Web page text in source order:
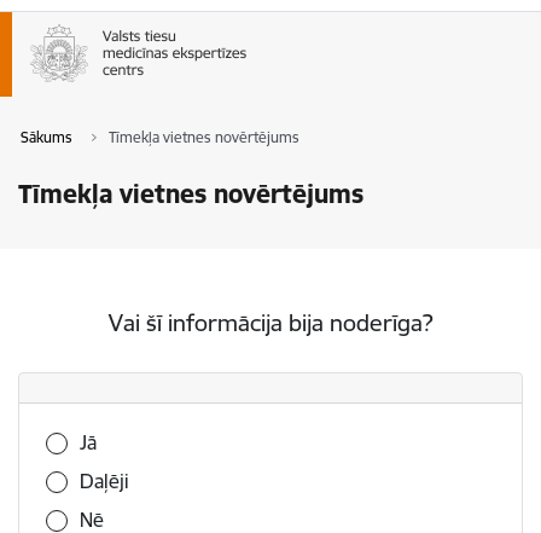
Sākums Tīmekļa vietnes novērtējums
Tīmekļa vietnes novērtējums
Vai šī informācija bija noderīga?
Vai šī informācija bija noderīga?
Jā
Daļēji
Nē